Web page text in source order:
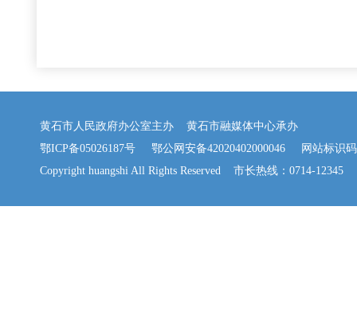
黄石市人民政府办公室主办 黄石市融媒体中心承办
鄂ICP备05026187号
鄂公网安备42020402000046 网站标识码
Copyright huangshi All Rights Reserved 市长热线：0714-12345